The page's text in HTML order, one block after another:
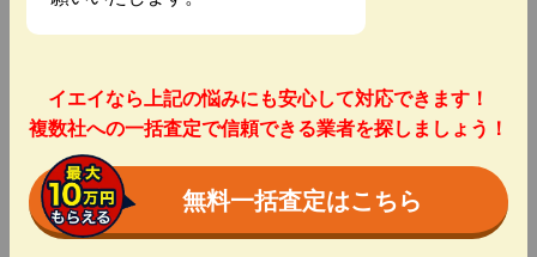
イエイなら上記の悩みにも安心して対応できます！
複数社への一括査定で信頼できる業者を探しましょう！
無料一括査定はこちら